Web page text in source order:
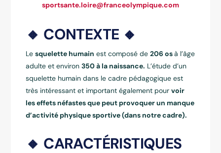
sportsante.loire@franceolympique.com
🔸 CONTEXTE 🔸
Lesquelette humain est composé de206 osà l’âge
adulte et environ350 à la naissance. L’étude d’un
squelette humain dans le cadre pédagogique est
très intéressant et important également pourvoir
les effets néfastes que peut provoquer un manque
d’activité physique sportive (dans notre cadre).
🔸 CARACTÉRISTIQUES